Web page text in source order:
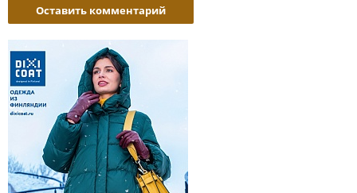
Оставить комментарий